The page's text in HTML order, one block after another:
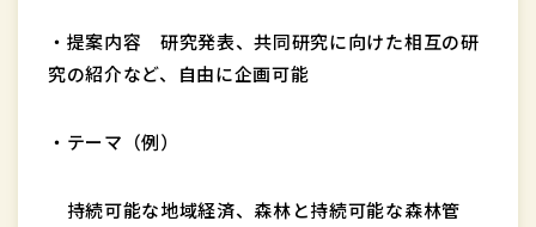
・提案内容 研究発表、共同研究に向けた相互の研
究の紹介など、自由に企画可能
・テーマ（例）
持続可能な地域経済、森林と持続可能な森林管